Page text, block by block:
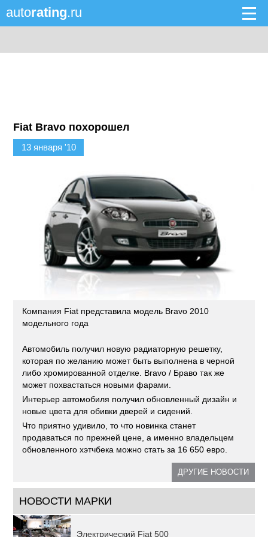
autorating.ru
Fiat Bravo похорошел
13 января '10
Компания Fiat представила модель Bravo 2010
модельного года
Автомобиль получил новую радиаторную решетку,
которая по желанию может быть выполнена в черной
либо хромированной отделке. Bravo / Браво так же
может похвастаться новыми фарами.
Интерьер автомобиля получил обновленный дизайн и
новые цвета для обивки дверей и сидений.
Что приятно удивило, то что новинка станет
продаваться по прежней цене, а именно владельцем
обновленного хэтчбека можно стать за 16 650 евро.
ДРУГИЕ НОВОСТИ
НОВОСТИ МАРКИ
Электрический Fiat 500